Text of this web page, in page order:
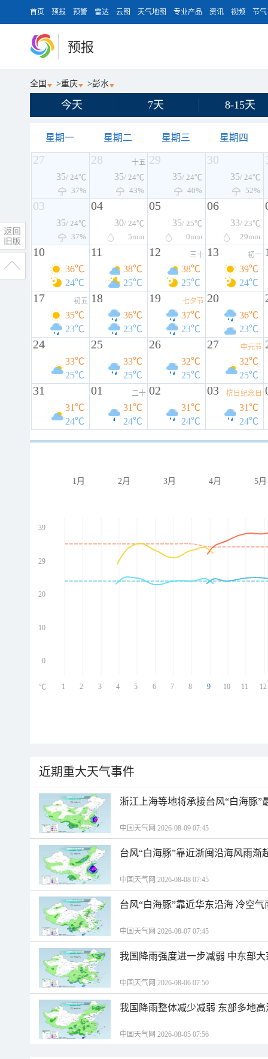
首页 预报 预警 雷达 云图 天气地图 专业产品 资讯 视频 节气
预报
全国 >重庆 >彭水
今天 7天 8-15天
星期一 星期二 星期三 星期四
27
35/ 24℃
37%
28 十五
35/ 24℃
43%
29
35/ 24℃
40%
30
35/ 24℃
52%
03
35/ 24℃
37%
04
30/ 24℃
5mm
05
35/ 25℃
0mm
06
33/ 23℃
29mm
10
36℃
24℃
11
38℃
25℃
12 三十
38℃
25℃
13 初一
39℃
24℃
17 初五
35℃
23℃
18
36℃
23℃
19 七夕节
37℃
23℃
20
36℃
23℃
24
33℃
25℃
25
33℃
25℃
26
32℃
25℃
27 中元节
32℃
25℃
31
31℃
24℃
01 二十
31℃
24℃
02
31℃
24℃
03 抗日纪念日
31℃
24℃
1月 2月 3月 4月 5月
39
29
20
10
0
1 2 3 4 5 6 7 8 9 10 11 12
℃
近期重大天气事件
浙江上海等地将承接台风“白海豚”
中国天气网 2026-08-09 07:45
台风“白海豚”靠近浙闽沿海风雨渐
中国天气网 2026-08-08 07:45
台风“白海豚”靠近华东沿海 冷空
中国天气网 2026-08-07 07:45
我国降雨强度进一步减弱 中东部
中国天气网 2026-08-06 07:50
我国降雨整体减少减弱 东部多地
中国天气网 2026-08-05 07:56